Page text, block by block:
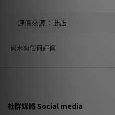
尚未有任何評價
社群媒體 Social media